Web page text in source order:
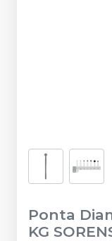
Ponta
KG